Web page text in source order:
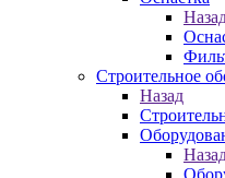
Строительное
Назад